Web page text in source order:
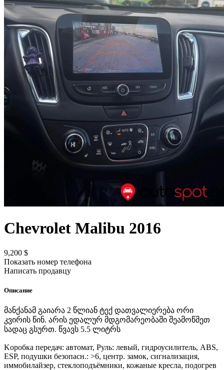
Chevrolet Malibu 2016
9,200 $
Показать номер телефона
Написать продавцу
Описание
მანქანამ გაიარა 2 წლიან ტექ დათვალიერება ორი
კვირის წინ. არის ედალურ მდგომარეობაში შეამოწმეთ
სადაც გსურთ. წვავს 5.5 ლიტრს
Kоробка передач: автомат, Руль: левый, гидроусилитель, ABS,
ESP, подушки безопасн.: >6, центр. замок, сигнализация,
иммобилайзер, стеклоподъёмники, кожаные кресла, подогрев